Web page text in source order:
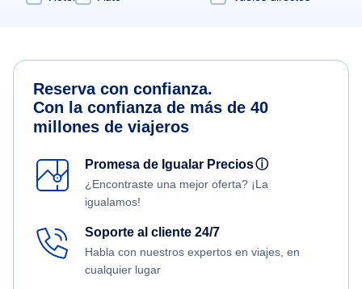
Reserva con confianza.
Con la confianza de más de 40
millones de viajeros
Promesa de Igualar Preciosⓘ
¿Encontraste una mejor oferta? ¡La
igualamos!
Soporte al cliente 24/7
Habla con nuestros expertos en viajes, en
cualquier lugar